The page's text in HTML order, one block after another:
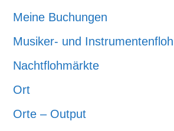
Meine Buchungen
Musiker- und
Nachtflohmärkte
Ort
Orte – Output